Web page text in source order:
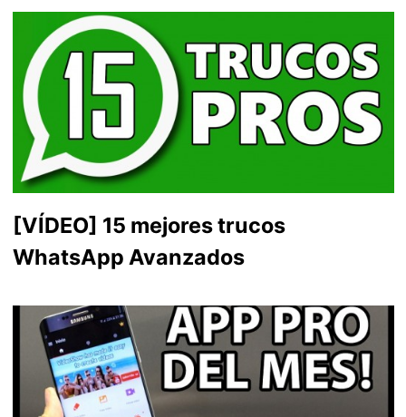
[VÍDEO] 15 mejores trucos
WhatsApp Avanzados